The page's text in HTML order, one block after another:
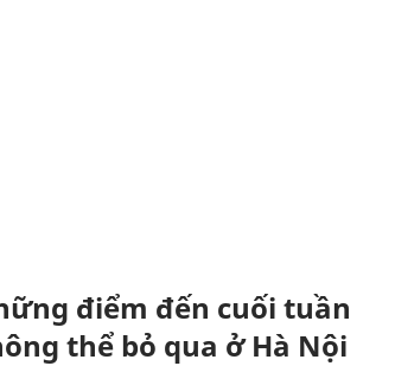
điểm đến cuối tuần
thể bỏ qua ở Hà Nội